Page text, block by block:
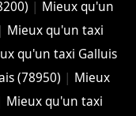
| Mieux qu'un
| Mieux qu'un taxi
qu'un taxi Galluis
(78950) | Mieux
Mieux qu'un taxi